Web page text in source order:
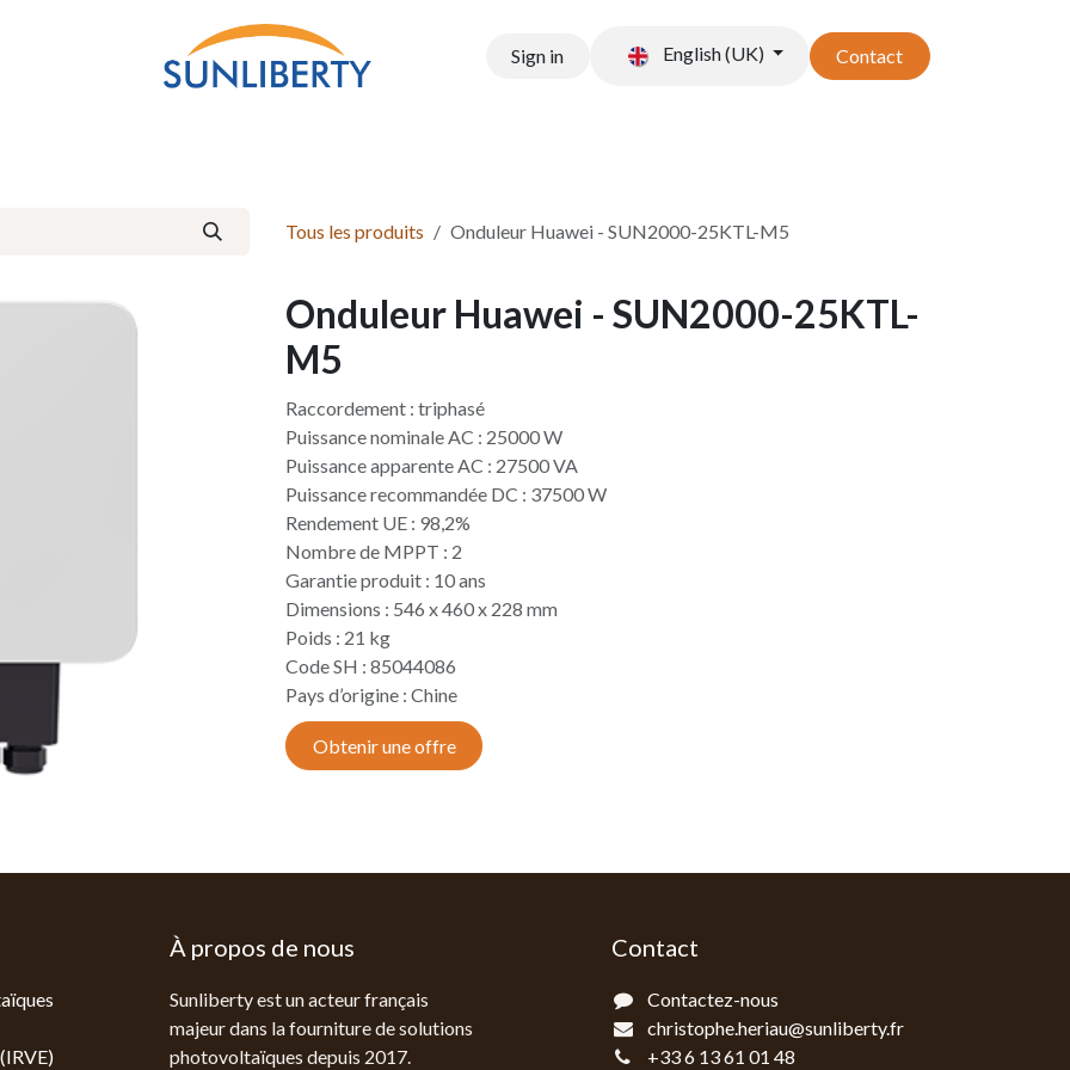
Sign in English (UK) Contact
Tous les produits Onduleur Huawei - SUN2000-25KTL-M5
Onduleur Huawei - SUN2000-25KTL-
M5
Raccordement : triphasé
Puissance nominale AC : 25000 W
Puissance apparente AC : 27500 VA
Puissance recommandée DC : 37500 W
Rendement UE : 98,2%
Nombre de MPPT : 2
Garantie produit : 10 ans
Dimensions : 546 x 460 x 228 mm
Poids : 21 kg
Code SH : 85044086
Pays d’origine : Chine
Obtenir une offre
À propos de nous
Sunliberty est un acteur français
majeur dans la fourniture de solutions
photovoltaïques depuis 2017.
Contact
Contactez-nous
christophe.heriau@sunliberty.fr
+33 6 13 61 01 48‬